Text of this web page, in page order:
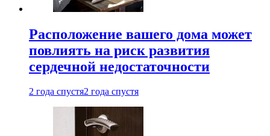
Расположение вашего дома может
повлиять на риск развития
сердечной недостаточности
2 года спустя2 года спустя